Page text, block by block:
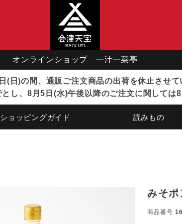
オンラインショップ 一汁一菜亭
(日)の間、通販ご注文商品の出荷を休止させて
し、8月5日(水)午後以降のご注文に関しては
ショッピングガイド 読みもの
みそポ
商品番号